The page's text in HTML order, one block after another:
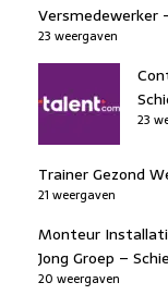
Versmedewerker
23 weergaven
23
Trainer Gezond
21 weergaven
Monteur
Jong Groep –
20 weergaven